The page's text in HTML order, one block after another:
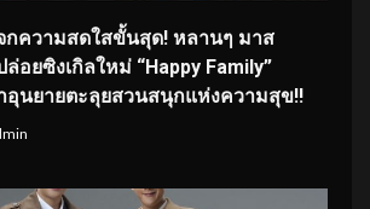
จกความสดใสขั้นสุด! หลานๆ มาส
อยซิงเกิลใหม่ “Happy Family”
อุนยายตะลุยสวนสนุกแห่งความสุข!!